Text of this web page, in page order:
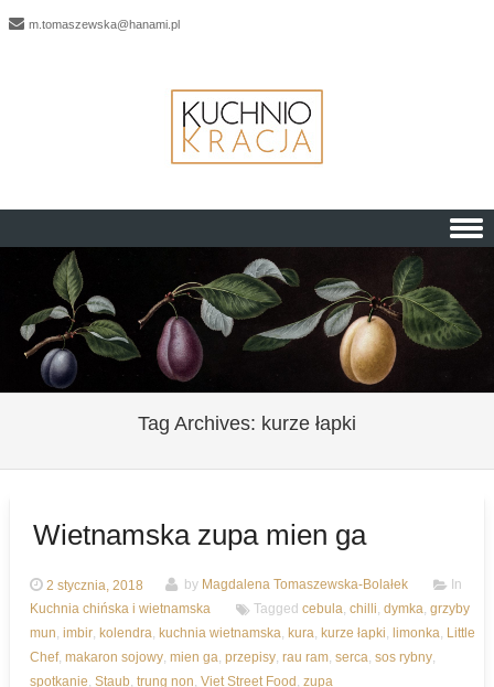
m.tomaszewska@hanami.pl
Skip to content
Tag Archives: kurze łapki
Wietnamska zupa mien ga
2 stycznia, 2018 by Magdalena Tomaszewska-Bolałek
In
Kuchnia chińska i wietnamska
Tagged cebula, chilli, dymka, grzyby
mun, imbir, kolendra, kuchnia wietnamska, kura, kurze łapki, limonka, Little
Chef, makaron sojowy, mien ga, przepisy, rau ram, serca, sos rybny,
spotkanie, Staub, trung non, Viet Street Food , zupa